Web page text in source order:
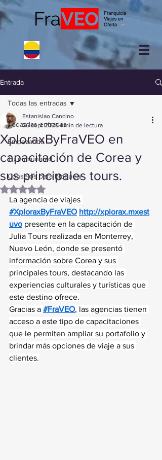
Entrada
Todas las entradas
Empezando
Tu comunidad
Consejos para bloguear
Todas las entradas
XploraxByFraVEO en
capacitación de Corea y
sus principales tours.
Estanislao Cancino
26 sept 2025 1 min de lectura
Obtuvo NaN de 5 estrellas.
La agencia de viajes
#XploraxByFraVEO http://xplorax.mxest
uvo presente en la capacitación de
Julia Tours realizada en Monterrey,
Nuevo León, donde se presentó
información sobre Corea y sus
principales tours, destacando las
experiencias culturales y turísticas que
este destino ofrece.
Gracias a #FraVEO, las agencias tienen
acceso a este tipo de capacitaciones
que le permiten ampliar su portafolio y
brindar más opciones de viaje a sus
clientes.